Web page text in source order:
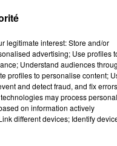
legitimate interest: Store and/or
advertising; Use profiles
Understand audiences
profiles to personalise content;
and detect fraud, and fix
may process personal
on information actively
different devices; Identify